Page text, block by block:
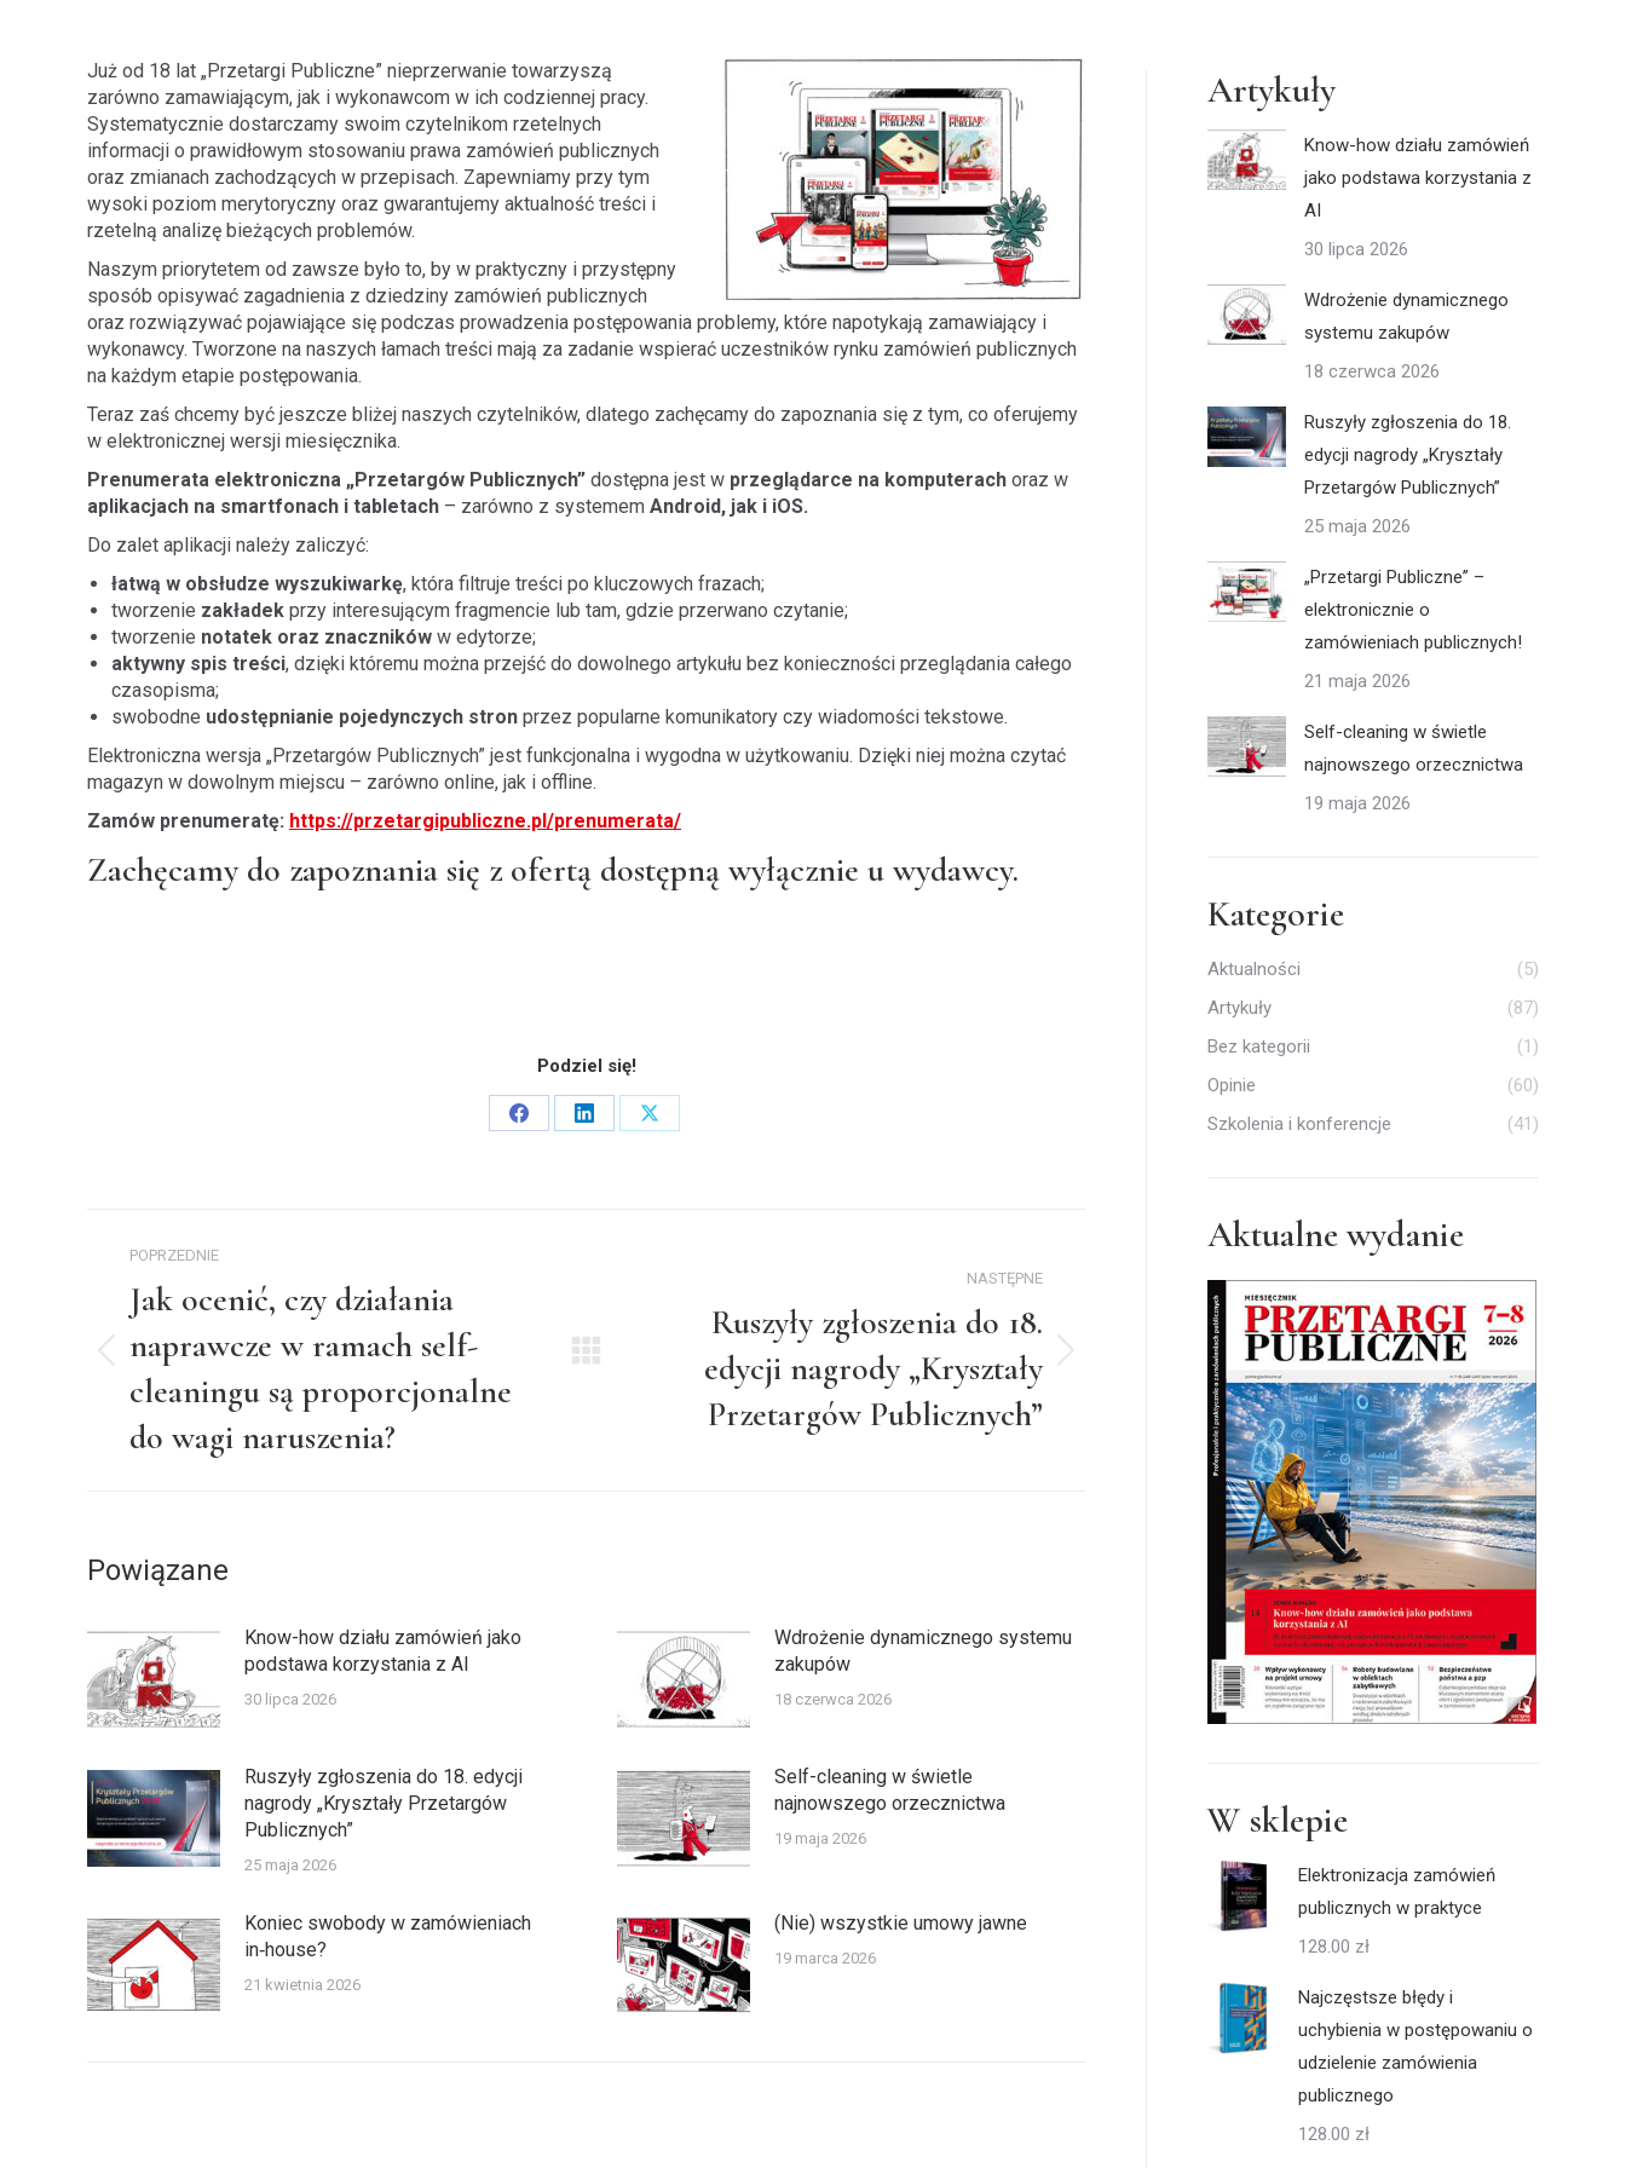
Już od 18 lat „Przetargi Publiczne” nieprzerwanie towarzyszą
zarówno zamawiającym, jak i wykonawcom w ich codziennej pracy.
Systematycznie dostarczamy swoim czytelnikom rzetelnych
informacji o prawidłowym stosowaniu prawa zamówień publicznych
oraz zmianach zachodzących w przepisach. Zapewniamy przy tym
wysoki poziom merytoryczny oraz gwarantujemy aktualność treści i
rzetelną analizę bieżących problemów.
Naszym priorytetem od zawsze było to, by w praktyczny i przystępny
sposób opisywać zagadnienia z dziedziny zamówień publicznych
oraz rozwiązywać pojawiające się podczas prowadzenia postępowania problemy, które napotykają zamawiający i
wykonawcy. Tworzone na naszych łamach treści mają za zadanie wspierać uczestników rynku zamówień publicznych
na każdym etapie postępowania.
Teraz zaś chcemy być jeszcze bliżej naszych czytelników, dlatego zachęcamy do zapoznania się z tym, co oferujemy
w elektronicznej wersji miesięcznika.
Prenumerata elektroniczna „Przetargów Publicznych” dostępna jest w przeglądarce na komputerach oraz w
aplikacjach na smartfonach i tabletach – zarówno z systemem Android, jak i iOS.
Do zalet aplikacji należy zaliczyć:
łatwą w obsłudze wyszukiwarkę, która filtruje treści po kluczowych frazach;
tworzenie zakładek przy interesującym fragmencie lub tam, gdzie przerwano czytanie;
tworzenie notatek oraz znaczników w edytorze;
aktywny spis treści, dzięki któremu można przejść do dowolnego artykułu bez konieczności przeglądania całego
czasopisma;
swobodne udostępnianie pojedynczych stron przez popularne komunikatory czy wiadomości tekstowe.
Elektroniczna wersja „Przetargów Publicznych” jest funkcjonalna i wygodna w użytkowaniu. Dzięki niej można czytać
magazyn w dowolnym miejscu – zarówno online, jak i offline.
Zamów prenumeratę: https://przetargipubliczne.pl/prenumerata/
Zachęcamy do zapoznania się z ofertą dostępną wyłącznie u wydawcy.
Podziel się!
Share
Share
Share
wpisów
POPRZEDNIE
Poprzedni
wpis:
Jak ocenić, czy działania
naprawcze w ramach self-
cleaningu są proporcjonalne
do wagi naruszenia?
NASTĘPNE
Następny
Ruszyły zgłoszenia do 18.
edycji nagrody „Kryształy
Przetargów Publicznych”
Powiązane
Know-how działu zamówień jako
podstawa korzystania z AI
30 lipca 2026
Wdrożenie dynamicznego systemu
zakupów
18 czerwca 2026
Ruszyły zgłoszenia do 18. edycji
nagrody „Kryształy Przetargów
Publicznych”
25 maja 2026
Self-cleaning w świetle
najnowszego orzecznictwa
19 maja 2026
Koniec swobody w zamówieniach
in‑house?
21 kwietnia 2026
(Nie) wszystkie umowy jawne
19 marca 2026
Artykuły
Know-how działu zamówień
jako podstawa korzystania z
AI
30 lipca 2026
Wdrożenie dynamicznego
systemu zakupów
18 czerwca 2026
Ruszyły zgłoszenia do 18.
edycji nagrody „Kryształy
Przetargów Publicznych”
25 maja 2026
„Przetargi Publiczne” –
elektronicznie o
zamówieniach publicznych!
21 maja 2026
Self-cleaning w świetle
najnowszego orzecznictwa
19 maja 2026
Kategorie
Aktualności
(5)
Artykuły
(87)
Bez kategorii
(1)
Opinie
(60)
Szkolenia i konferencje
(41)
Aktualne wydanie
W sklepie
Elektronizacja zamówień
publicznych w praktyce
128.00 zł
Najczęstsze błędy i
uchybienia w postępowaniu o
udzielenie zamówienia
publicznego
128.00 zł